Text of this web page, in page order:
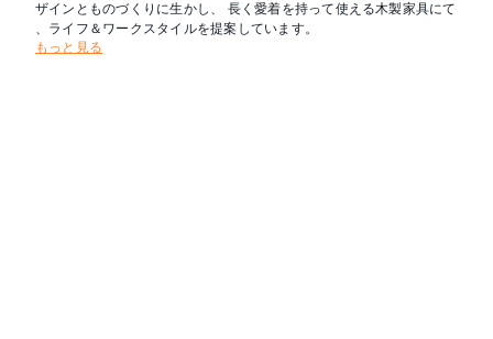
ザインとものづくりに生かし、 長く愛着を持って使える木製家具にて
、ライフ＆ワークスタイルを提案しています。
もっと見る